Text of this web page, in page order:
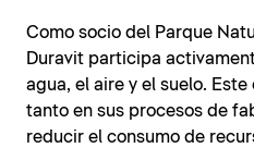
Como socio del Parque
Duravit participa
agua, el aire y el suelo.
tanto en sus procesos de
reducir el consumo de